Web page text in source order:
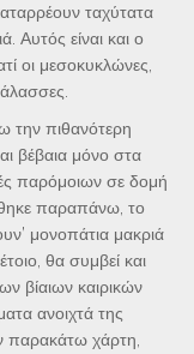
ταχύτατα
Αυτός είναι και ο
οι μεσοκυκλώνες,
την πιθανότερη
βέβαια μόνο στα
παρόμοιων σε δομή
παραπάνω, το
μονοπάτια μακριά
θα συμβεί και
βίαιων καιρικών
ανοιχτά της
παρακάτω χάρτη,